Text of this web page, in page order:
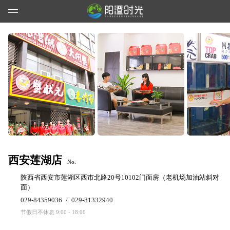
西安莲湖店 No.
陕西省西安市莲湖区西市北路20号10102门面房（老机场加油站斜对
面）
029-84359036 / 029-81332940
节假日不休息 9:00 - 18:00